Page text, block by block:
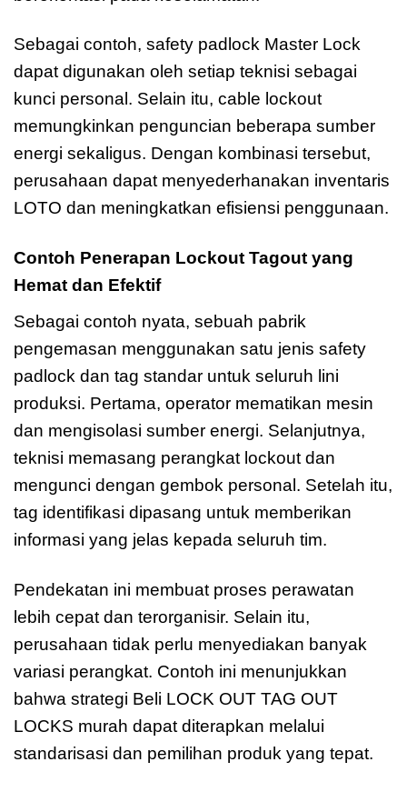
Sebagai contoh, safety padlock Master Lock
dapat digunakan oleh setiap teknisi sebagai
kunci personal. Selain itu, cable lockout
memungkinkan penguncian beberapa sumber
energi sekaligus. Dengan kombinasi tersebut,
perusahaan dapat menyederhanakan inventaris
LOTO dan meningkatkan efisiensi penggunaan.
Contoh Penerapan Lockout Tagout yang
Hemat dan Efektif
Sebagai contoh nyata, sebuah pabrik
pengemasan menggunakan satu jenis safety
padlock dan tag standar untuk seluruh lini
produksi. Pertama, operator mematikan mesin
dan mengisolasi sumber energi. Selanjutnya,
teknisi memasang perangkat lockout dan
mengunci dengan gembok personal. Setelah itu,
tag identifikasi dipasang untuk memberikan
informasi yang jelas kepada seluruh tim.
Pendekatan ini membuat proses perawatan
lebih cepat dan terorganisir. Selain itu,
perusahaan tidak perlu menyediakan banyak
variasi perangkat. Contoh ini menunjukkan
bahwa strategi Beli LOCK OUT TAG OUT
LOCKS murah dapat diterapkan melalui
standarisasi dan pemilihan produk yang tepat.